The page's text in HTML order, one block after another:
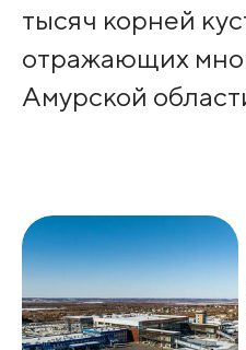
тысяч корней
отражающих
Амурской